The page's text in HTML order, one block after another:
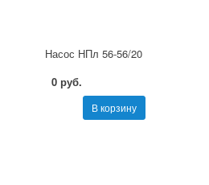
Насос НПл 56-56/20
0 руб.
В корзину